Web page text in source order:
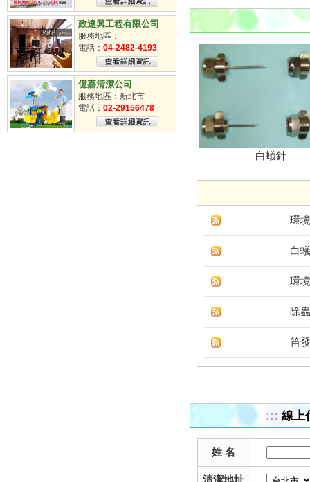
政達興工程有限公司
服務地區：
電話： 04-2482-4193
億嘉清潔公司
服務地區：新北市
電話： 02-29156478
白蟻針
環
白
環
除
笛
::: 線上
姓 名
清潔地址